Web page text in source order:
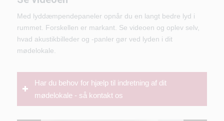
Med lyddæmpendepaneler opnår du en langt bedre lyd i
rummet. Forskellen er markant. Se videoen og oplev selv,
hvad akustikbilleder og -panler gør ved lyden i dit
mødelokale.
Har du behov for hjælp til indretning af dit
mødelokale - så kontakt os